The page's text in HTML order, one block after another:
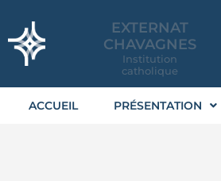
EXTERNAT
CHAVAGNES
Institution
catholique
ACCUEIL PRÉSENTATION